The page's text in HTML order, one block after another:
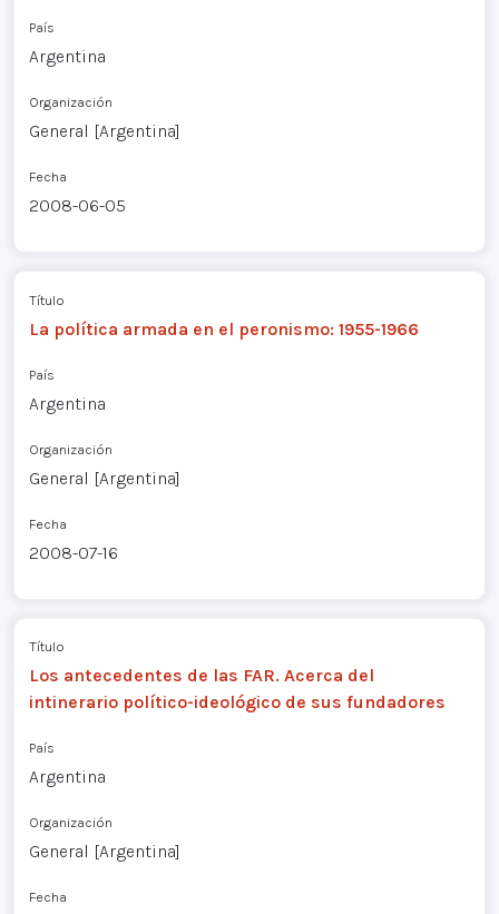
País
Argentina
Organización
General [Argentina]
Fecha
2008-06-05
Título
La política armada en el peronismo: 1955-1966
País
Argentina
Organización
General [Argentina]
Fecha
2008-07-16
Título
Los antecedentes de las FAR. Acerca del
intinerario político-ideológico de sus fundadores
País
Argentina
Organización
General [Argentina]
Fecha